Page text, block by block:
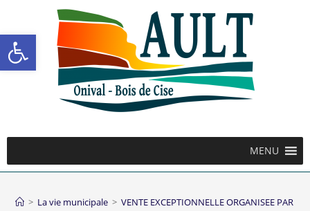
Ouvrir la barre d’outils
MENU
> La vie municipale > VENTE EXCEPTIONNELLE ORGANISEE PAR